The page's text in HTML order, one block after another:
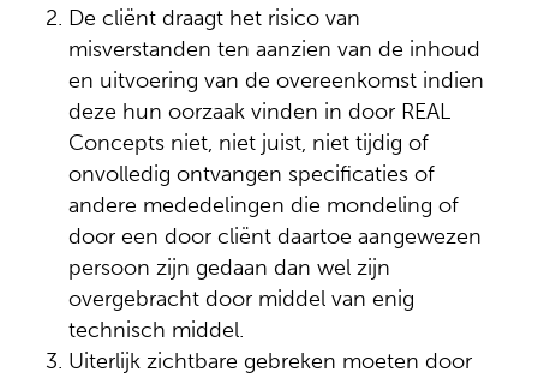
De cliënt draagt het risico van
misverstanden ten aanzien van de inhoud
en uitvoering van de overeenkomst indien
deze hun oorzaak vinden in door REAL
Concepts niet, niet juist, niet tijdig of
onvolledig ontvangen specificaties of
andere mededelingen die mondeling of
door een door cliënt daartoe aangewezen
persoon zijn gedaan dan wel zijn
overgebracht door middel van enig
technisch middel.
Uiterlijk zichtbare gebreken moeten door